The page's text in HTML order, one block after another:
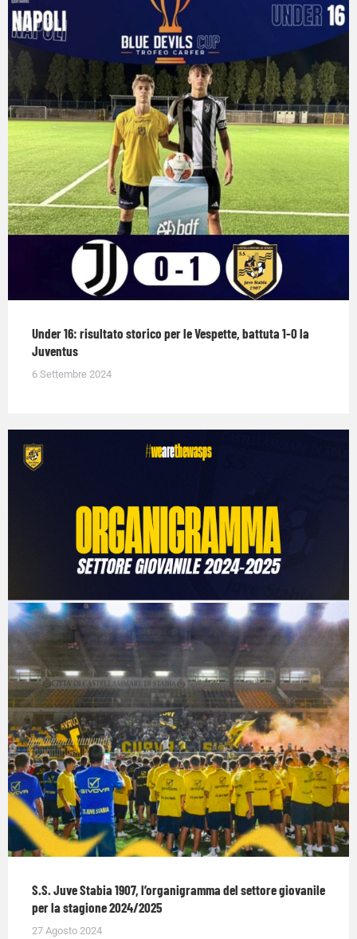
Under 16: risultato storico per le Vespette, battuta 1-0 la
Juventus
6 Settembre 2024
S.S. Juve Stabia 1907, l’organigramma del settore giovanile
per la stagione 2024/2025
27 Agosto 2024